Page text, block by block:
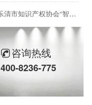
以母爱为名丨执扇寻夏 共赴一场美好花事
预防为主，防治结合 | 欣灵电气开展消防应急预案演练活动
咨询热线
400-8236-775